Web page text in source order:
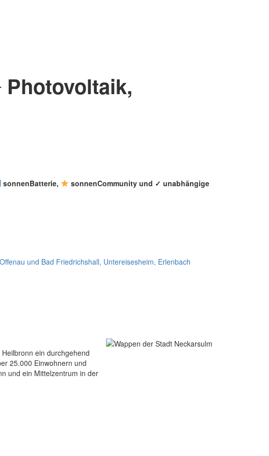
sonnenBatterie,
sonnenCommunity und ✓ unabhängige
ein durchgehend
25.000 Einwohnern und
und ein Mittelzentrum in der